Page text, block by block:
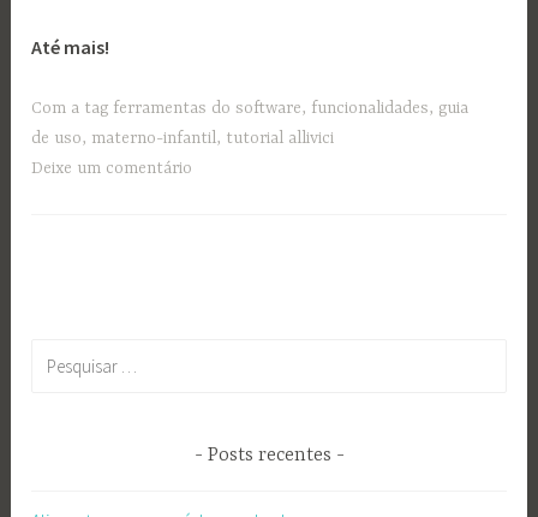
Até mais!
Com a tag ferramentas do software, funcionalidades, guia
de uso, materno-infantil, tutorial allivici
Deixe um comentário
Posts recentes